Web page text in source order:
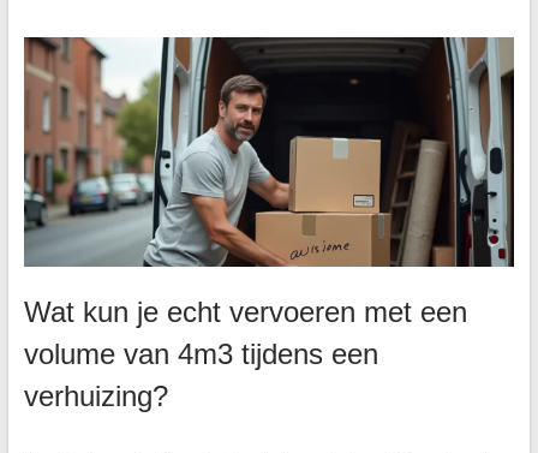
Wat kun je echt vervoeren met een
volume van 4m3 tijdens een
verhuizing?